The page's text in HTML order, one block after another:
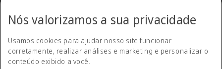
Contate-nos
Política de privacidade
Política de Cookies
Segurança cibernética
Declaração de transparência relativa à Lei sobre Escravidão
Nós valorizamos a sua privacidade
Usamos cookies para ajudar nosso site funcionar
corretamente, realizar análises e marketing e personalizar o
conteúdo exibido a você.